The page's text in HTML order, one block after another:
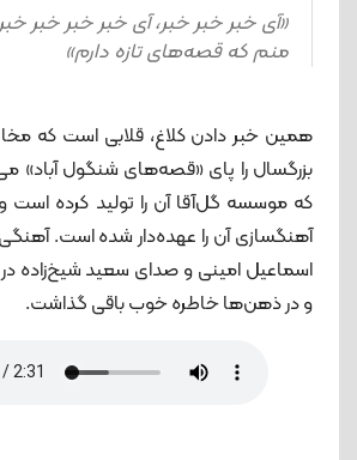
«آی خبر خبر خبر، آی خبر خبر خبر
منم که قصه‌های تازه دارم»
همین خبر دادن کلاغ، قلابی است که
بزرگسال را پای «قصه‌های شنگول آباد»
که موسسه گل‌آقا آن را تولید کرده است
آهنگسازی آن را عهده‌دار شده است.
اسماعیل امینی و صدای سعید شیخ‌زاده
و در ذهن‌ها خاطره خوب باقی گذاشت.